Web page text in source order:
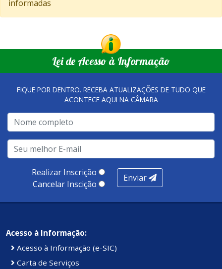
informadas
Lei de Acesso à Informação
FIQUE POR DENTRO. RECEBA ATUALIZAÇÕES DE TUDO QUE
ACONTECE AQUI NA CÂMARA
Realizar Inscrição
Cancelar Inscição
Enviar
Acesso à Informação:
Acesso à Informação (e-SIC)
Carta de Serviços